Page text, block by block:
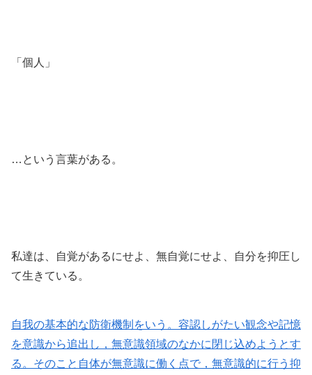
「個人」
…という言葉がある。
私達は、自覚があるにせよ、無自覚にせよ、自分を抑圧し
て生きている。
自我の基本的な防衛機制をいう。容認しがたい観念や記憶
を意識から追出し，無意識領域のなかに閉じ込めようとす
る。そのこと自体が無意識に働く点で，無意識的に行う抑